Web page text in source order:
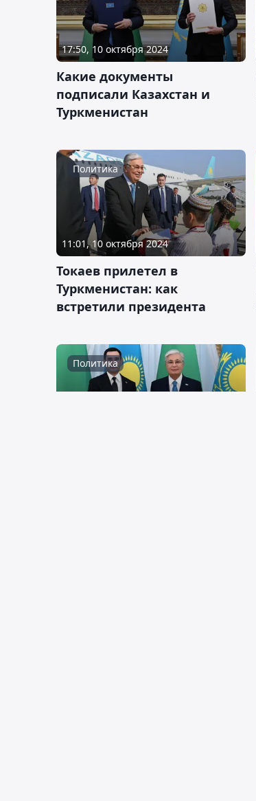
17:50, 10 октября 2024
Какие документы
подписали Казахстан и
Туркменистан
Политика
11:01, 10 октября 2024
Токаев прилетел в
Туркменистан: как
встретили президента
Политика